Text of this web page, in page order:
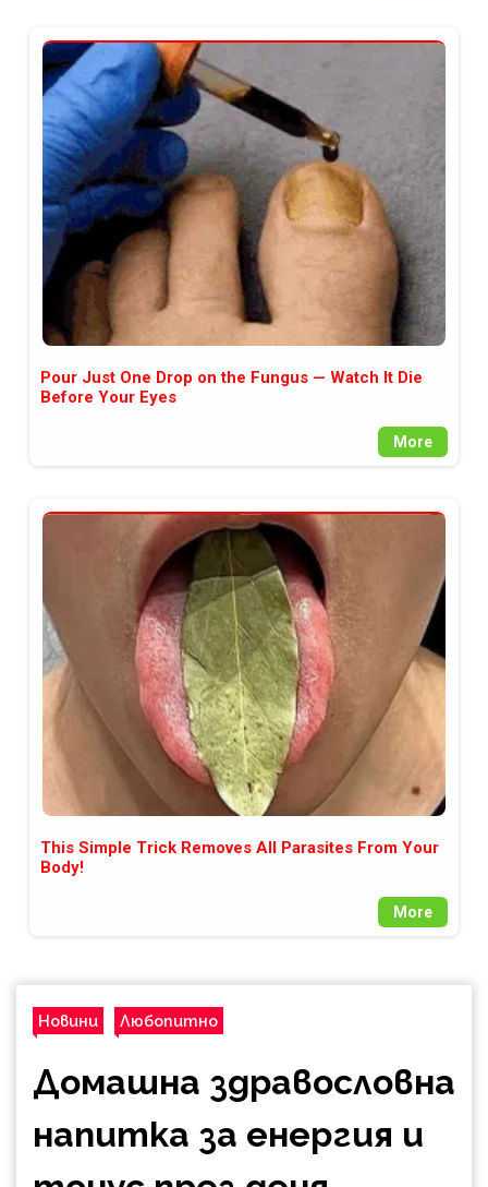
Pour Just One Drop on the Fungus — Watch It Die
Before Your Eyes
More
This Simple Trick Removes All Parasites From Your
Body!
More
Новини Любопитно
Домашна здравословна
напитка за енергия и